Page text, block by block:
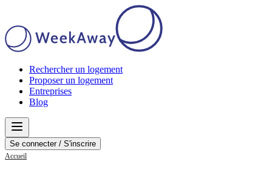
Rechercher un logement
Proposer un logement
Entreprises
Blog
Se connecter / S'inscrire
Accueil